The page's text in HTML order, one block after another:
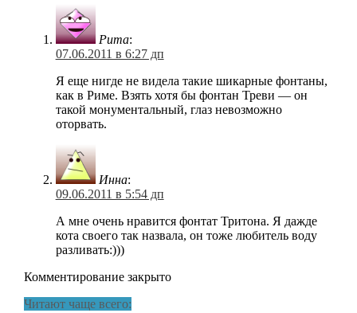
Рита:
07.06.2011 в 6:27 дп
Я еще нигде не видела такие шикарные фонтаны,
как в Риме. Взять хотя бы фонтан Треви — он
такой монументальный, глаз невозможно
оторвать.
Инна:
09.06.2011 в 5:54 дп
А мне очень нравится фонтат Тритона. Я дажде
кота своего так назвала, он тоже любитель воду
разливать:)))
Комментирование закрыто
Читают чаще всего: